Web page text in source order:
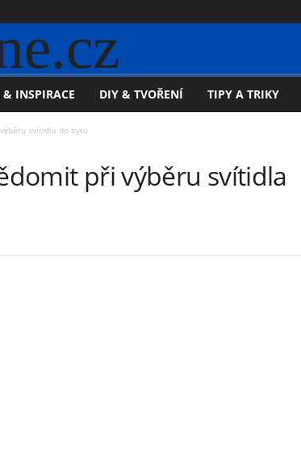
& INSPIRACE DIY & TVOŘENÍ TIPY A TRIKY
svítidla do bytu
při výběru svítidla